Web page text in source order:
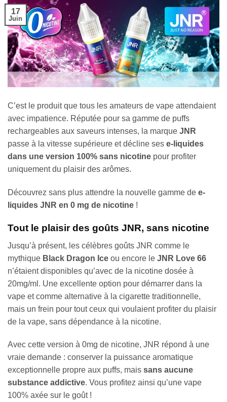
17
Juin
C’est le produit que tous les amateurs de vape attendaient
avec impatience. Réputée pour sa gamme de puffs
rechargeables aux saveurs intenses, la marque JNR
passe à la vitesse supérieure et décline ses e-liquides
dans une version 100% sans nicotine pour profiter
uniquement du plaisir des arômes.
Découvrez sans plus attendre la nouvelle gamme de e-
liquides JNR en 0 mg de nicotine !
Tout le plaisir des goûts JNR, sans nicotine
Jusqu’à présent, les célèbres goûts JNR comme le
mythique Black Dragon Ice ou encore le JNR Love 66
n’étaient disponibles qu’avec de la nicotine dosée à
20mg/ml. Une excellente option pour démarrer dans la
vape et comme alternative à la cigarette traditionnelle,
mais un frein pour tout ceux qui voulaient profiter du plaisir
de la vape, sans dépendance à la nicotine.
Avec cette version à 0mg de nicotine, JNR répond à une
vraie demande : conserver la puissance aromatique
exceptionnelle propre aux puffs, mais sans aucune
substance addictive. Vous profitez ainsi qu’une vape
100% axée sur le goût !